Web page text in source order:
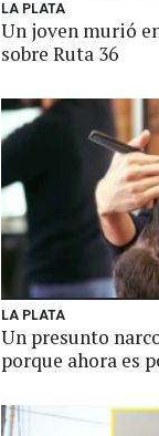
LA PLATA
Un joven murió
sobre Ruta 36
LA PLATA
Un presunto
porque ahora es